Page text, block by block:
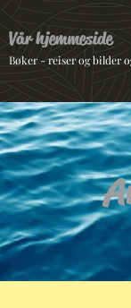
Vår hjemmeside
Bøker - reiser og bilder